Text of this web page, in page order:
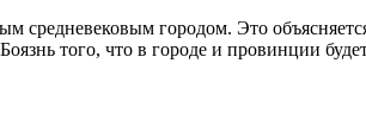
средневековым городом. Это
того, что в городе и провинции